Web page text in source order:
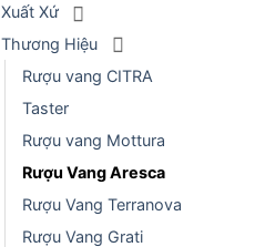
Xuất Xứ
Thương Hiệu
Rượu vang CITRA
Taster
Rượu vang Mottura
Rượu Vang Aresca
Rượu Vang Terranova
Rượu Vang Grati